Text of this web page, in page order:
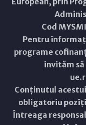
Cod
Pentru
programe
invităm
Conținutul
obligatoriu
Întreaga